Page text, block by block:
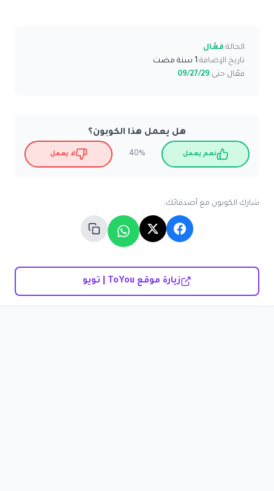
الحالة:فعّال
تاريخ الإضافة:1 سنة مضت
فعّال حتى:09/27/29
هل يعمل هذا الكوبون؟
نعم يعمل 40% لا يعمل
شارك الكوبون مع أصدقائك:
زيارة موقع ToYou | تويو